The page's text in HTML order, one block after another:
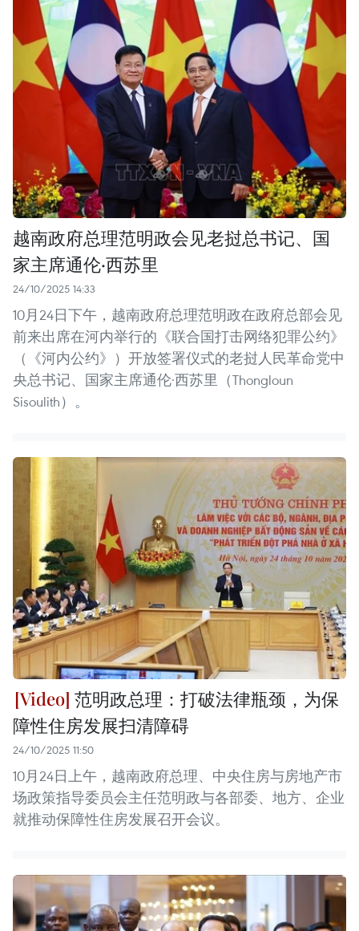
越南政府总理范明政会见老挝总书记、国
家主席通伦·西苏里
24/10/2025 14:33
10月24日下午，越南政府总理范明政在政府总部会见
前来出席在河内举行的《联合国打击网络犯罪公约》
（《河内公约》）开放签署仪式的老挝人民革命党中
央总书记、国家主席通伦·西苏里（Thongloun
Sisoulith）。
范明政总理：打破法律瓶颈，为保
障性住房发展扫清障碍
24/10/2025 11:50
10月24日上午，越南政府总理、中央住房与房地产市
场政策指导委员会主任范明政与各部委、地方、企业
就推动保障性住房发展召开会议。